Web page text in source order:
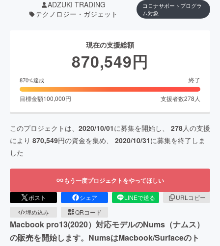
ADZUKI TRADING
テクノロジー・ガジェット
コロナサポートプログラ
ム対象
現在の支援総額
870,549円
870%達成 終了
目標金額100,000円 支援者数278 人
このプロジェクトは、 2020/10/01に募集を開始し、 278人の支援
により 870,549円の資金を集め、 2020/10/31に募集を終了しま
した
もう一度プロジェクトをやってほしい
ポスト シェア LINEで送る
URLコピー
埋め込み
QRコード
Macbook pro13(2020）対応モデルのNums（ナムス）
の販売を開始します。NumsはMacbook/Surfaceのト